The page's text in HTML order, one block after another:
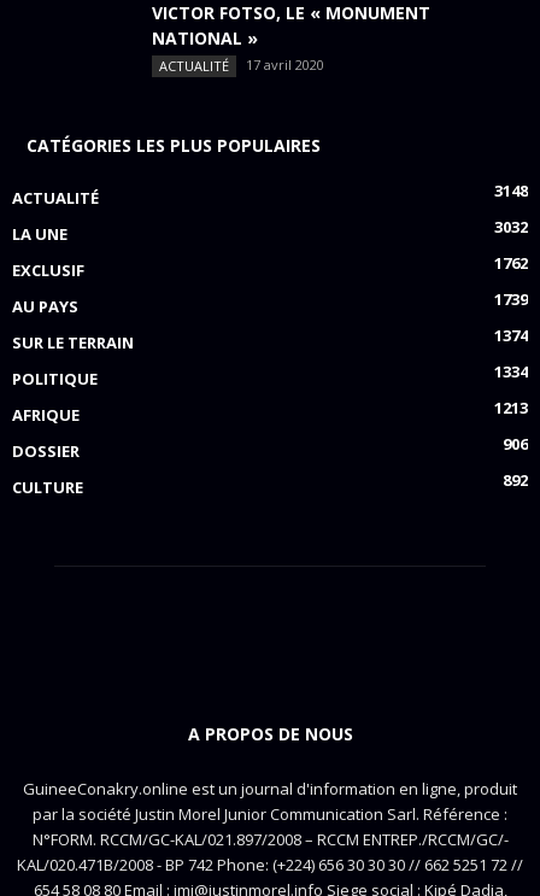
VICTOR FOTSO, LE « MONUMENT
NATIONAL »
ACTUALITÉ 17 avril 2020
CATÉGORIES LES PLUS POPULAIRES
ACTUALITÉ
3148
LA UNE
3032
EXCLUSIF
1762
AU PAYS
1739
SUR LE TERRAIN
1374
POLITIQUE
1334
AFRIQUE
1213
DOSSIER
906
CULTURE
892
A PROPOS DE NOUS
GuineeConakry.online est un journal d'information en ligne, produit
par la société Justin Morel Junior Communication Sarl. Référence :
N°FORM. RCCM/GC-KAL/021.897/2008 – RCCM ENTREP./RCCM/GC/-
KAL/020.471B/2008 - BP 742 Phone: (+224) 656 30 30 30 // 662 5251 72 //
654 58 08 80 Email : jmj@justinmorel.info Siege social : Kipé Dadia,